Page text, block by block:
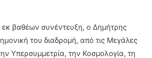
βαθέων συνέντευξη, ο Δημήτρης
του διαδρομή, από τις Μεγάλες
Υπερσυμμετρία, την Κοσμολογία, τη